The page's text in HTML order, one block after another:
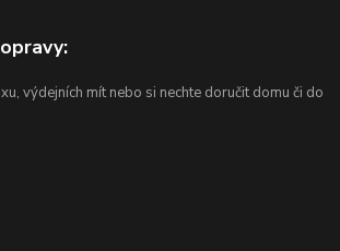
výdejních mít nebo si nechte doručit domu či do